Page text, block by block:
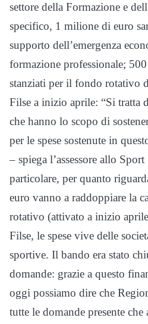
settore della Formazione e
specifico, 1 milione di euro
supporto dell’emergenza
formazione professionale;
stanziati per il fondo rotativo
Filse a inizio aprile: “Si tratta
che hanno lo scopo di
per le spese sostenute in
– spiega l’assessore allo
particolare, per quanto
euro vanno a raddoppiare la
rotativo (attivato a inizio
Filse, le spese vive delle
sportive. Il bando era stato
domande: grazie a questo
oggi possiamo dire che
tutte le domande presente